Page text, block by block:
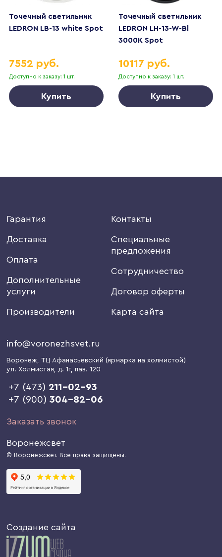
Точечный светильник
LEDRON LB-13 white Spot
Доступно к заказу: 1 шт.
7552 руб.
Купить
Точечный светильник
LEDRON LH-13-W-Bl
3000K Spot
Доступно к заказу: 1 шт.
10117 руб.
Купить
Гарантия
Доставка
Оплата
Дополнительные
услуги
Производители
Контакты
Специальные
предложения
Сотрудничество
Договор оферты
Карта сайта
info@voronezhsvet.ru
Воронеж, ТЦ Афанасьевский (ярмарка на холмистой)
ул. Холмистая, д. 1г, пав. 120
+7 (473) 211-02-93
+7 (900)304-82-06
Заказать звонок
Воронежсвет
© Воронежсвет. Все права защищены.
Создание сайта